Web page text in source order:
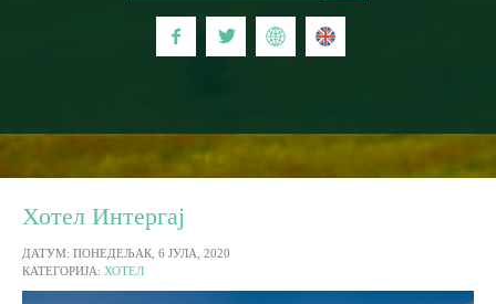
Хотел Интергај
ДАТУМ: ПОНЕДЕЉАК, 6 ЈУЛА, 2020
КАТЕГОРИЈА: ХОТЕЛ